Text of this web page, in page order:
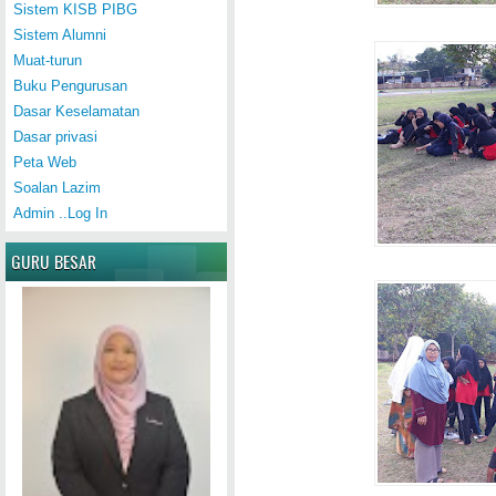
Sistem KISB PIBG
Sistem Alumni
Muat-turun
Buku Pengurusan
Dasar Keselamatan
Dasar privasi
Peta Web
Soalan Lazim
Admin ..Log In
GURU BESAR